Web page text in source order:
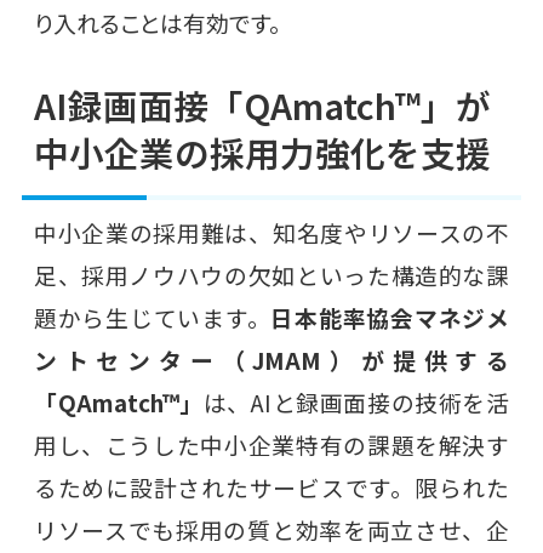
り入れることは有効です。
AI録画面接「QAmatch™」が
中小企業の採用力強化を支援
中小企業の採用難は、知名度やリソースの不
足、採用ノウハウの欠如といった構造的な課
題から生じています。 日本能率協会マネジメ
ントセンター（JMAM）が提供する
「QAmatch™」 は、AIと録画面接の技術を活
用し、こうした中小企業特有の課題を解決す
るために設計されたサービスです。限られた
リソースでも採用の質と効率を両立させ、企